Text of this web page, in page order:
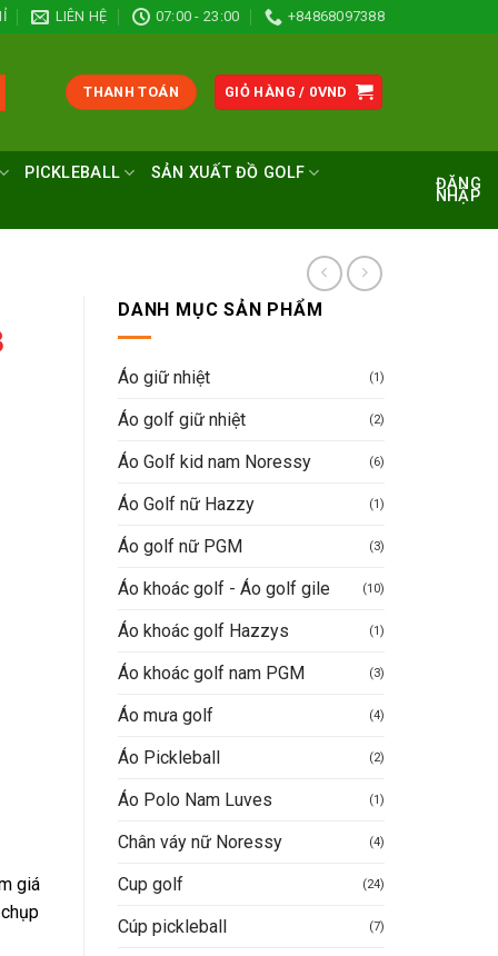
LIÊN HỆ 07:00 - 23:00 +84868097388
THANH TOÁN GIỎ HÀNG / 0VND
PICKLEBALL SẢN XUẤT ĐỒ GOLF
ĐĂNG
NHẬP
DANH MỤC SẢN PHẨM
Áo giữ nhiệt (1)
Áo golf giữ nhiệt (2)
Áo Golf kid nam Noressy (6)
Áo Golf nữ Hazzy (1)
Áo golf nữ PGM (3)
Áo khoác golf - Áo golf gile (10)
Áo khoác golf Hazzys (1)
Áo khoác golf nam PGM (3)
Áo mưa golf (4)
Áo Pickleball (2)
Áo Polo Nam Luves (1)
Chân váy nữ Noressy (4)
Cup golf (24)
Cúp pickleball (7)
giá